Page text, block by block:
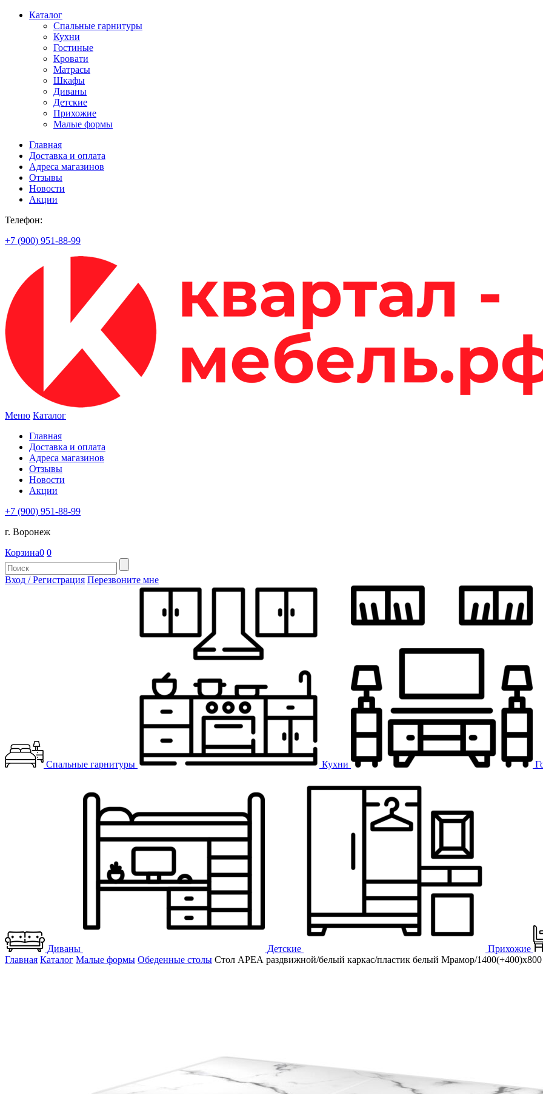
Каталог
Спальные гарнитуры
Кухни
Гостиные
Кровати
Матрасы
Шкафы
Диваны
Детские
Прихожие
Малые формы
Главная
Доставка и оплата
Адреса магазинов
Отзывы
Новости
Акции
Телефон:
+7 (900) 951-88-99
Меню Каталог
Главная
Доставка и оплата
Адреса магазинов
Отзывы
Новости
Акции
+7 (900) 951-88-99
г. Воронеж
Корзина0 0
Вход / Регистрация Перезвоните мне
Спальные гарнитуры Кухни
Диваны Детские Прихожие
Главная Каталог Малые формы Обеденные столы Стол АРЕА раздвижной/белый каркас/пластик белый Мрамор/1400(+400)х800